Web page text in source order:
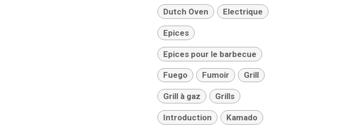
Dutch Oven Electrique
Epices
Epices pour le barbecue
Fuego Fumoir Grill
Grill à gaz Grills
Introduction Kamado